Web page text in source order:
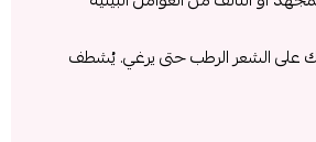
على الشعر الرطب حتى يرغي. يُشطف